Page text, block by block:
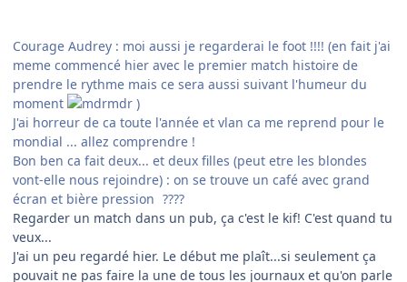
Courage Audrey : moi aussi je regarderai le foot !!!! (en fait j'ai
meme commencé hier avec le premier match histoire de
prendre le rythme mais ce sera aussi suivant l'humeur du
moment
)
J'ai horreur de ca toute l'année et vlan ca me reprend pour le
mondial ... allez comprendre !
Bon ben ca fait deux... et deux filles (peut etre les blondes
vont-elle nous rejoindre) : on se trouve un café avec grand
écran et bière pression ????
Regarder un match dans un pub, ça c'est le kif! C'est quand tu
veux...
J'ai un peu regardé hier. Le début me plaît...si seulement ça
pouvait ne pas faire la une de tous les journaux et qu'on parle